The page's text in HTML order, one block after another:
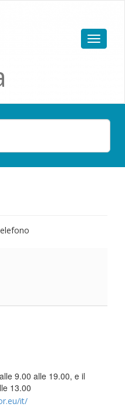
9.00 alle 19.00, e il
13.00
it/